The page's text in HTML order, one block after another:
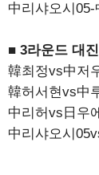
中리샤오시
■ 3라운드 대진
韓최정vs中저
韓허서현vs中
中리허vs日우
中리샤오시